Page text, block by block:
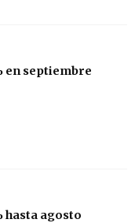
en septiembre
hasta agosto